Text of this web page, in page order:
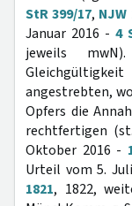
StR 399/17, NJW
Januar 2016 - 4
jeweils
angestrebten,
Opfers die
rechtfertigen
Oktober 2016 -
Urteil vom 5.
1821, 1822,